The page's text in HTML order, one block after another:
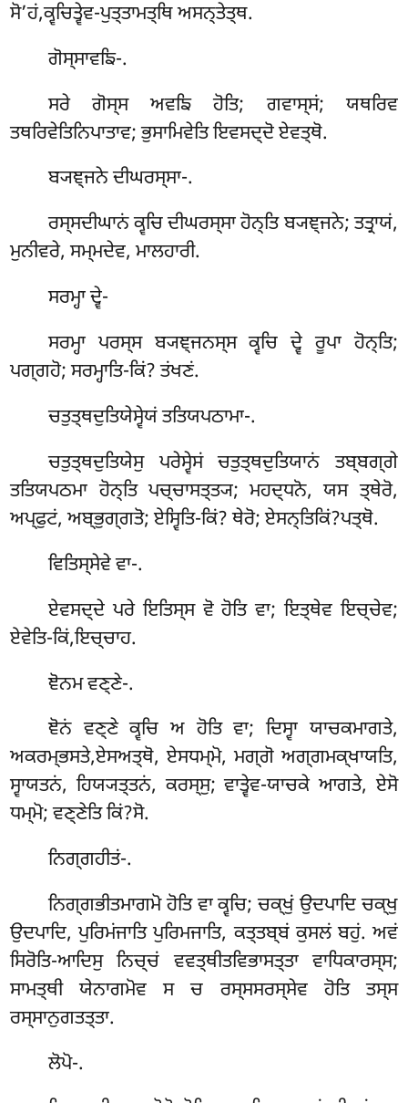
ਸੋ’ਹਂ,ਕ੍ਵਚਿਤ੍ਵੇਵ-ਪੁਤ੍ਤਾਮਤ੍ਥਿ ਅਸਨ੍ਤੇਤ੍ਥ.
ਗੋਸ੍ਸਾਵਙਿ-.
ਸਰੇ ਗੋਸ੍ਸ ਅਵਙਿ ਹੋਤਿ; ਗਵਾਸ੍ਸਂ; ਯਥਰਿਵ
ਤਥਰਿਵੇਤਿਨਿਪਾਤਾਵ; ਭੁਸਾਮਿਵੇਤਿ ਇਵਸਦ੍ਦੋ ਏਵਤ੍ਥੋ.
ਬ੍ਯਞ੍ਜਨੇਦੀਘਰਸ੍ਸਾ-.
ਰਸ੍ਸਦੀਘਾਨਂ ਕ੍ਵਚਿ ਦੀਘਰਸ੍ਸਾ ਹੋਨ੍ਤਿ ਬ੍ਯਞ੍ਜਨੇ; ਤਤ੍ਰਾਯਂ,
ਮੁਨੀਵਰੇ, ਸਮ੍ਮਦੇਵ, ਮਾਲਹਾਰੀ.
ਸਰਮ੍ਹਾ ਦ੍ਵੇ-
ਸਰਮ੍ਹਾ ਪਰਸ੍ਸ ਬ੍ਯਞ੍ਜਨਸ੍ਸ ਕ੍ਵਚਿ ਦ੍ਵੇ ਰੂਪਾ ਹੋਨ੍ਤਿ;
ਪਗ੍ਗਹੋ; ਸਰਮ੍ਹਾਤਿ-ਕਿਂ? ਤਂਖਣਂ.
ਚਤੁਤ੍ਥਦੁਤਿਯੇਸ੍ਵੇਯਂ ਤਤਿਯਪਠਾਮਾ-.
ਚਤੁਤ੍ਥਦੁਤਿਯੇਸੁ ਪਰੇਸ੍ਵੇਸਂ ਚਤੁਤ੍ਥਦੁਤਿਯਾਨਂ ਤਬ੍ਬਗ੍ਗੇ
ਤਤਿਯਪਠਮਾ ਹੋਨ੍ਤਿ ਪਚ੍ਚਾਸਤ੍ਤ੍ਯ; ਮਹਦ੍ਧਨੋ, ਯਸ ਤ੍ਥੇਰੋ,
ਅਪ੍ਫੁਟਂ, ਅਬ੍ਭੁਗ੍ਗਤੋ; ਏਸ੍ਵਿਤਿ-ਕਿਂ? ਥੇਰੋ; ਏਸਨ੍ਤਿਕਿਂ?ਪਤ੍ਥੋ.
ਵਿਤਿਸ੍ਸੇਵੇਵਾ-.
ਏਵਸਦ੍ਦੇ ਪਰੇ ਇਤਿਸ੍ਸ ਵੋ ਹੋਤਿ ਵਾ; ਇਤ੍ਥੇਵ ਇਚ੍ਚੇਵ;
ਏਵੇਤਿ-ਕਿਂ,ਇਚ੍ਚਾਹ.
ਞੋਨਮ ਵਣ੍ਣੇ-.
ਞੋਨਂ ਵਣ੍ਣੇ ਕ੍ਵਚਿ ਅ ਹੋਤਿ ਵਾ; ਦਿਸ੍ਵਾ ਯਾਚਕਮਾਗਤੇ,
ਅਕਰਮ੍ਭਸਤੇ,ਏਸਅਤ੍ਥੋ, ਏਸਧਮ੍ਮੋ, ਮਗ੍ਗੋ ਅਗ੍ਗਮਕ੍ਖਾਯਤਿ,
ਸ੍ਵਾਯਤਨਂ, ਹਿਯ੍ਯਤ੍ਤਨਂ, ਕਰਸ੍ਸੁ; ਵਾਤ੍ਵੇਵ-ਯਾਚਕੇ ਆਗਤੇ, ਏਸੋ
ਧਮ੍ਮੋ; ਵਣ੍ਣੇਤਿ ਕਿਂ?ਸੋ.
ਨਿਗ੍ਗਹੀਤਂ-.
ਨਿਗ੍ਗਭੀਤਮਾਗਮੋ ਹੋਤਿ ਵਾ ਕ੍ਵਚਿ; ਚਕ੍ਖੁਂ ਉਦਪਾਦਿ ਚਕ੍ਖੁ
ਉਦਪਾਦਿ, ਪੁਰਿਮਂਜਾਤਿ ਪੁਰਿਮਜਾਤਿ, ਕਤ੍ਤਬ੍ਬਂ ਕੁਸਲਂ ਬਹੁਂ. ਅਵਂ
ਸਿਰੋਤਿ-ਆਦਿਸੁ ਨਿਚ੍ਚਂ ਵਵਤ੍ਥੀਤਵਿਭਾਸਤ੍ਤਾ ਵਾਧਿਕਾਰਸ੍ਸ;
ਸਾਮਤ੍ਥੀ ਯੇਨਾਗਮੋਵ ਸ ਚ ਰਸ੍ਸਸਰਸ੍ਸੇਵ ਹੋਤਿ ਤਸ੍ਸ
ਰਸ੍ਸਾਨੁਗਤਤ੍ਤਾ.
ਲੋਪੋ-.